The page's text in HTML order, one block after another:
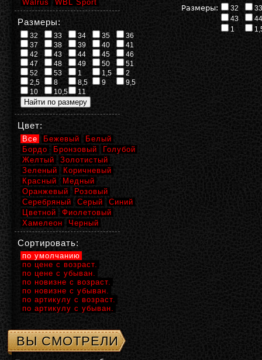
Размеры: 32
33
43
44
1
Walrus
WBL Sport
Размеры:
32 33 34 35
36
37
38 39 40
41
42
43 44 45
46
47
48 49 50
51
52
53 1 1,5
2
2,5
8 8,5 9
9,5
10
10,5 11
Цвет:
Все Бежевый
Белый
Бордо
Бронзовый
Голубой
Желтый
Золотистый
Зеленый
Коричневый
Красный
Медный
Оранжевый
Розовый
Серебряный
Серый
Синий
Цветной
Фиолетовый
Хамелеон
Черный
Сортировать:
по умолчанию
по цене с возраст.
по цене с убыван.
по новизне с возраст.
по новизне с убыван.
по артикулу с возраст.
по артикулу с убыван.
ВЫ СМОТРЕЛИ